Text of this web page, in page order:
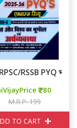
कला संस्कृति
RSSB PYQ भाग 1
80
M.R.P. 199
TO CART